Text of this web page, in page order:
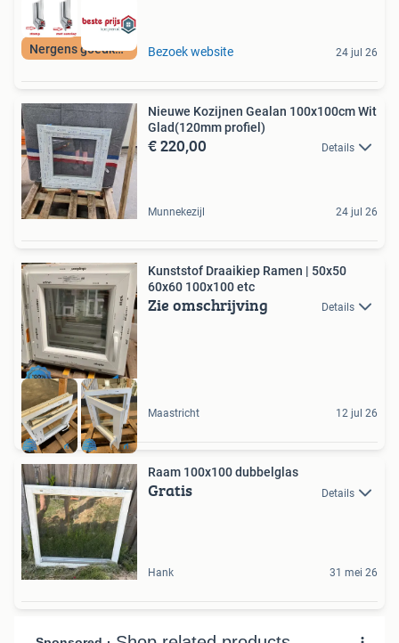
Nergens goedkoper! Bezoek website 24 jul 26
Nieuwe Kozijnen Gealan 100x100cm Wit
Glad(120mm profiel)
€ 220,00 Details
Munnekezijl 24 jul 26
Kunststof Draaikiep Ramen | 50x50
60x60 100x100 etc
Zie omschrijving Details
Maastricht 12 jul 26
Raam 100x100 dubbelglas
Gratis Details
Hank 31 mei 26